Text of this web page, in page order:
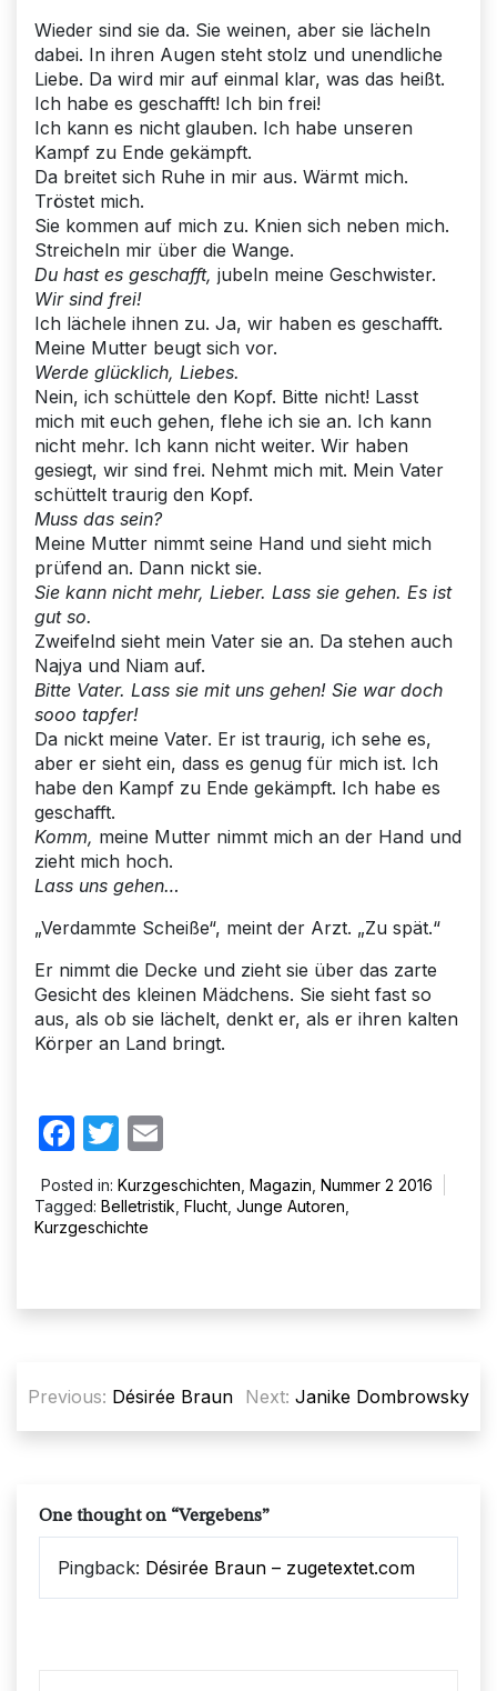
Wieder sind sie da. Sie weinen, aber sie lächeln
dabei. In ihren Augen steht stolz und unendliche
Liebe. Da wird mir auf einmal klar, was das heißt.
Ich habe es geschafft! Ich bin frei!
Ich kann es nicht glauben. Ich habe unseren
Kampf zu Ende gekämpft.
Da breitet sich Ruhe in mir aus. Wärmt mich.
Tröstet mich.
Sie kommen auf mich zu. Knien sich neben mich.
Streicheln mir über die Wange.
Du hast es geschafft, jubeln meine Geschwister.
Wir sind frei!
Ich lächele ihnen zu. Ja, wir haben es geschafft.
Meine Mutter beugt sich vor.
Werde glücklich, Liebes.
Nein, ich schüttele den Kopf. Bitte nicht! Lasst
mich mit euch gehen, flehe ich sie an. Ich kann
nicht mehr. Ich kann nicht weiter. Wir haben
gesiegt, wir sind frei. Nehmt mich mit. Mein Vater
schüttelt traurig den Kopf.
Muss das sein?
Meine Mutter nimmt seine Hand und sieht mich
prüfend an. Dann nickt sie.
Sie kann nicht mehr, Lieber. Lass sie gehen. Es ist
gut so.
Zweifelnd sieht mein Vater sie an. Da stehen auch
Najya und Niam auf.
Bitte Vater. Lass sie mit uns gehen! Sie war doch
sooo tapfer!
Da nickt meine Vater. Er ist traurig, ich sehe es,
aber er sieht ein, dass es genug für mich ist. Ich
habe den Kampf zu Ende gekämpft. Ich habe es
geschafft.
Komm, meine Mutter nimmt mich an der Hand und
zieht mich hoch.
Lass uns gehen…
„Verdammte Scheiße“, meint der Arzt. „Zu spät.“
Er nimmt die Decke und zieht sie über das zarte
Gesicht des kleinen Mädchens. Sie sieht fast so
aus, als ob sie lächelt, denkt er, als er ihren kalten
Körper an Land bringt.
Facebook
Twitter
Posted in: Kurzgeschichten Magazin Nummer 2 2016
Tagged: Belletristik Flucht Junge Autoren
Kurzgeschichte
Previous: Désirée Braun Next: Janike Dombrowsky
One thought on “Vergebens”
Pingback: Désirée Braun – zugetextet.com